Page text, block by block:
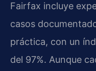
Fairfax incluye
casos
práctica, con un
del 97%. Aunque